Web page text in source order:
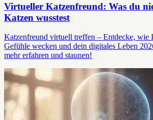
Virtueller Katzenfreund: Was du
Katzen wusstest
Katzenfreund virtuell treffen – Entdecke, wie
Gefühle wecken und dein digitales Leben
mehr erfahren und staunen!